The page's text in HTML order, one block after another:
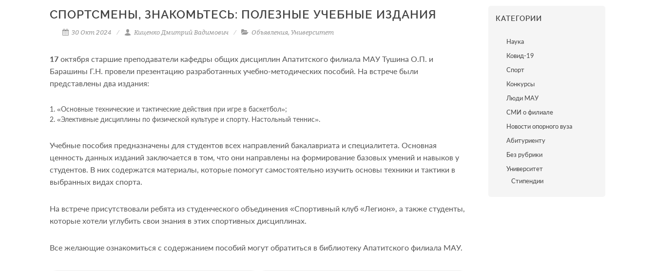
СПОРТСМЕНЫ, ЗНАКОМЬТЕСЬ: ПОЛЕЗНЫЕ УЧЕБНЫЕ ИЗДАНИЯ
30 Окт 2024 Киценко Дмитрий Вадимович Объявления, Университет
17 октября старшие преподаватели кафедры общих дисциплин Апатитского филиала МАУ Тушина О.П. и
Барашины Г.Н. провели презентацию разработанных учебно-методических пособий. На встрече были
представлены два издания:
«Основные технические и тактические действия при игре в баскетбол»;
«Элективные дисциплины по физической культуре и спорту. Настольный теннис».
Учебные пособия предназначены для студентов всех направлений бакалавриата и специалитета. Основная
ценность данных изданий заключается в том, что они направлены на формирование базовых умений и навыков у
студентов. В них содержатся материалы, которые помогут самостоятельно изучить основы техники и тактики в
выбранных видах спорта.
На встрече присутствовали ребята из студенческого объединения «Спортивный клуб «Легион», а также студенты,
которые хотели углубить свои знания в этих спортивных дисциплинах.
Все желающие ознакомиться с содержанием пособий могут обратиться в библиотеку Апатитского филиала МАУ.
КАТЕГОРИИ
Наука
Ковид-19
Спорт
Конкурсы
Люди МАУ
СМИ о филиале
Новости опорного вуза
Абитуриенту
Без рубрики
Университет
Стипендии